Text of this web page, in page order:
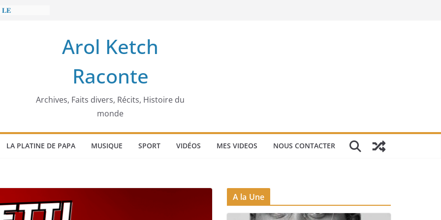
Arol Ketch
Raconte
Archives, Faits divers, Récits, Histoire du
monde
LA PLATINE DE PAPA MUSIQUE SPORT VIDÉOS MES VIDEOS NOUS CONTACTER
A la Une